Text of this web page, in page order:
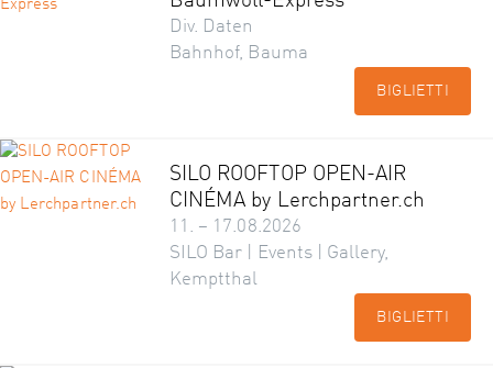
Div. Daten
Bahnhof, Bauma
BIGLIETTI
SILO ROOFTOP OPEN-AIR
CINÉMA by Lerchpartner.ch
11. – 17.08.2026
SILO Bar | Events | Gallery,
Kemptthal
BIGLIETTI